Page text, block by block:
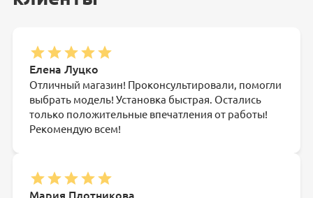
Елена Луцко
Отличный магазин! Проконсультировали, помогли
выбрать модель! Установка быстрая. Остались
только положительные впечатления от работы!
Рекомендую всем!
Мария Плотникова